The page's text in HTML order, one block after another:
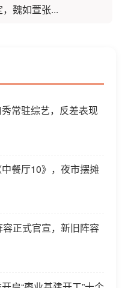
魏如萱张...
常驻综艺，反差表现
餐厅10》，夜市摆摊
容正式官宣，新旧阵容